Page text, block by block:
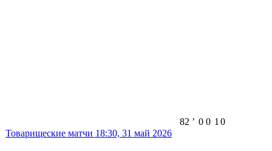
Товарищеские матчи 18:30, 31 май 2026
82 ʼ 0 0 1 0